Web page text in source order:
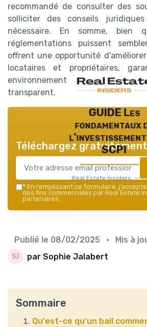
recommandé de consulter des
solliciter des conseils
nécessaire. En somme, bien
réglementations puissent
offrent une opportunité
locataires et propriétaires,
environnement commercial
transparent.
GUIDE Les
fondamentaux
l'investissement
SCPI
Real Estate Insiders —
Téléchargez
* En remplissant ce formulaire,
des fins commerciales par Real Estate
partenaires.
Publié le 08/02/2025 • Mis à
par Sophie Jalabert
Sommaire
Qu'est-ce qu'un bail